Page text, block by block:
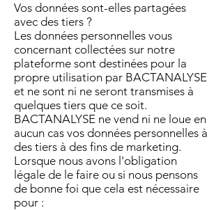
Vos données sont-elles partagées
avec des tiers ?
Les données personnelles vous
concernant collectées sur notre
plateforme sont destinées pour la
propre utilisation par BACTANALYSE
et ne sont ni ne seront transmises à
quelques tiers que ce soit.
BACTANALYSE ne vend ni ne loue en
aucun cas vos données personnelles à
des tiers à des fins de marketing.
Lorsque nous avons l'obligation
légale de le faire ou si nous pensons
de bonne foi que cela est nécessaire
pour :